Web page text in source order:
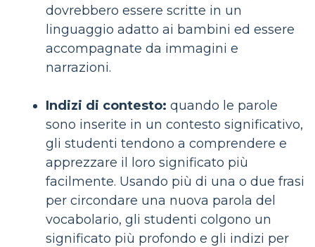
dovrebbero essere scritte in un
linguaggio adatto ai bambini ed essere
accompagnate da immagini e
narrazioni.
Indizi di contesto: quando le parole
sono inserite in un contesto significativo,
gli studenti tendono a comprendere e
apprezzare il loro significato più
facilmente. Usando più di una o due frasi
per circondare una nuova parola del
vocabolario, gli studenti colgono un
significato più profondo e gli indizi per